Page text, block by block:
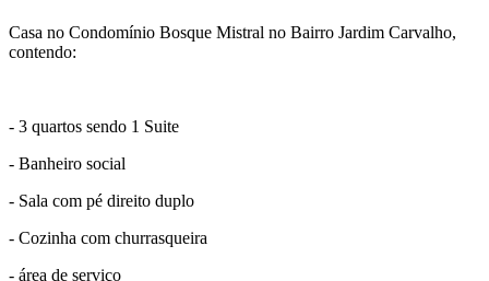
Casa no Condomínio Bosque Mistral no Bairro Jardim Carvalho,
contendo:
- 3 quartos sendo 1 Suite
- Banheiro social
- Sala com pé direito duplo
- Cozinha com churrasqueira
- área de serviço